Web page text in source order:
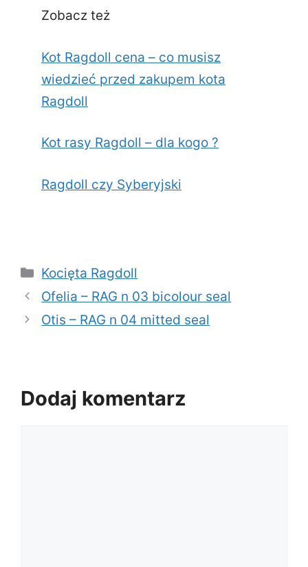
Zobacz też
Kot Ragdoll cena – co musisz
wiedzieć przed zakupem kota
Ragdoll
Kot rasy Ragdoll – dla kogo ?
Ragdoll czy Syberyjski
Kategorie
Kocięta Ragdoll
Ofelia – RAG n 03 bicolour seal
Otis – RAG n 04 mitted seal
Dodaj komentarz